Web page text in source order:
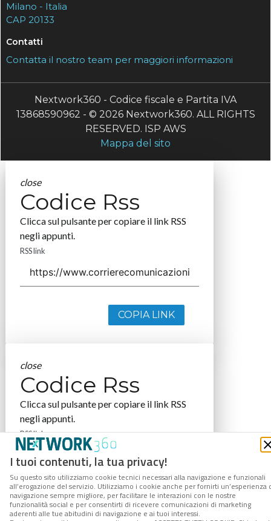
I tuoi contenuti, la tua privacy!
Su questo sito utilizziamo cookie tecnici necessari alla navigazione e funzionali
all’erogazione del servizio. Utilizziamo i cookie anche per fornirti un’esperienza
navigazione sempre migliore, per facilitare le interazioni con le nostre
funzionalità social e per consentirti di ricevere comunicazioni di marketing
aderenti alle tue abitudini di navigazione e ai tuoi interessi.
Milano - Italia
CAP 20133
Contatti
Contatta il nostro team per maggiori informazioni
Nextwork360 - Codice fiscale e Partita IVA
13868590962 - © 2026 Nextwork360. ALL RIGHTS
RESERVED. ISP AWS
Mappa del sito
close
Codice Rss
Clicca sul pulsante per copiare il link RSS
negli appunti.
RSS link
COPIA LINK
close
Codice Rss
Clicca sul pulsante per copiare il link RSS
negli appunti.
RSS link
COPIA LINK